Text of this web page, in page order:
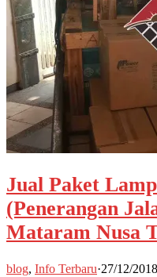
Jual Paket
(Penerangan
Mataram Nusa
blog, Info Terbaru·27/12/2018